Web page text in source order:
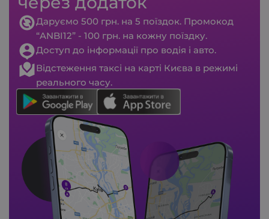
Даруємо 500 грн. на 5 поїздок. Промокод
“ANBI12” - 100 грн. на кожну поїздку.
Доступ до інформації про водія і авто.
Відстеження таксі на карті Києва в режимі
реального часу.